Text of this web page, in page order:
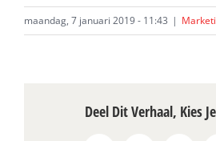
maandag, 7 januari 2019 - 11:43 |
Deel Dit Verhaal, Kies